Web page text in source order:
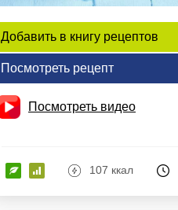
Добавить в книгу рецептов
Посмотреть рецепт
Посмотреть видео
107 ккал